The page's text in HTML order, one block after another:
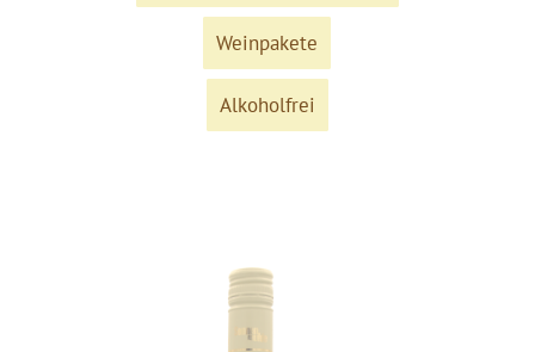
Weinpakete
Alkoholfrei